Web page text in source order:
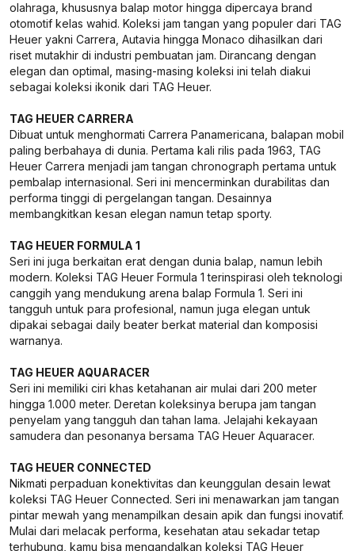
olahraga, khususnya balap motor hingga dipercaya brand
otomotif kelas wahid. Koleksi jam tangan yang populer dari TAG
Heuer yakni Carrera, Autavia hingga Monaco dihasilkan dari
riset mutakhir di industri pembuatan jam. Dirancang dengan
elegan dan optimal, masing-masing koleksi ini telah diakui
sebagai koleksi ikonik dari TAG Heuer.
TAG HEUER CARRERA
Dibuat untuk menghormati Carrera Panamericana, balapan mobil
paling berbahaya di dunia. Pertama kali rilis pada 1963, TAG
Heuer Carrera menjadi jam tangan chronograph pertama untuk
pembalap internasional. Seri ini mencerminkan durabilitas dan
performa tinggi di pergelangan tangan. Desainnya
membangkitkan kesan elegan namun tetap sporty.
TAG HEUER FORMULA 1
Seri ini juga berkaitan erat dengan dunia balap, namun lebih
modern. Koleksi TAG Heuer Formula 1 terinspirasi oleh teknologi
canggih yang mendukung arena balap Formula 1. Seri ini
tangguh untuk para profesional, namun juga elegan untuk
dipakai sebagai daily beater berkat material dan komposisi
warnanya.
TAG HEUER AQUARACER
Seri ini memiliki ciri khas ketahanan air mulai dari 200 meter
hingga 1.000 meter. Deretan koleksinya berupa jam tangan
penyelam yang tangguh dan tahan lama. Jelajahi kekayaan
samudera dan pesonanya bersama TAG Heuer Aquaracer.
TAG HEUER CONNECTED
Nikmati perpaduan konektivitas dan keunggulan desain lewat
koleksi TAG Heuer Connected. Seri ini menawarkan jam tangan
pintar mewah yang menampilkan desain apik dan fungsi inovatif.
Mulai dari melacak performa, kesehatan atau sekadar tetap
terhubung, kamu bisa mengandalkan koleksi TAG Heuer